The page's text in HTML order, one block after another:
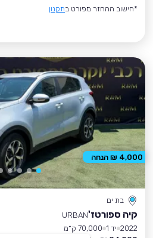
*חישוב ההחזר מפורט בתקנון
בת ים
קיה ספורטז'URBAN
2022 יד 1
70,000 ק״מ
4,000 ₪ הנחה